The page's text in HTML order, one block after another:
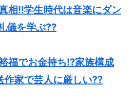
相!!学生時代は音楽にダン
儀を学ぶ??
福でお金持ち!?家族構成
作家で芸人に厳しい??